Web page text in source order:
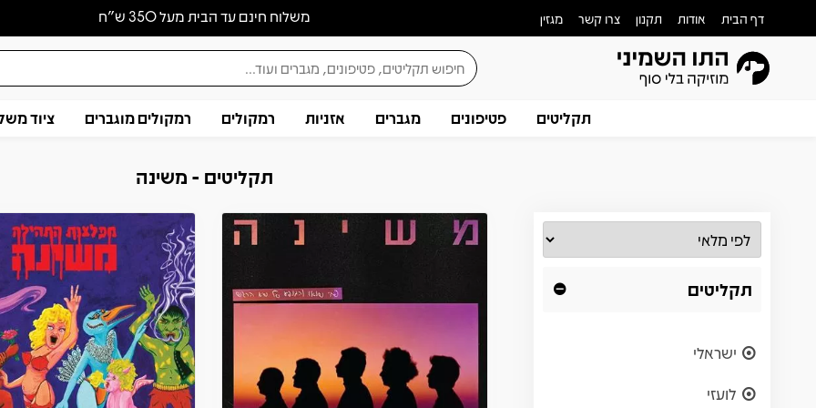
משלוח חינם עד הבית מעל 350 ש״ח דף הבית אודות תקנון צרו קשר מגזין
תקליטים פטיפונים מגברים אזניות רמקולים רמקולים מוגברים ציוד
תקליטים - משינה
תקליטים
ישראלי
לועזי